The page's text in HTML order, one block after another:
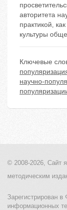
авторитета
практикой,
культуры
Ключевые
научно-
© 2008-2026, Сайт
методическим
Зарегистрирован
информационных